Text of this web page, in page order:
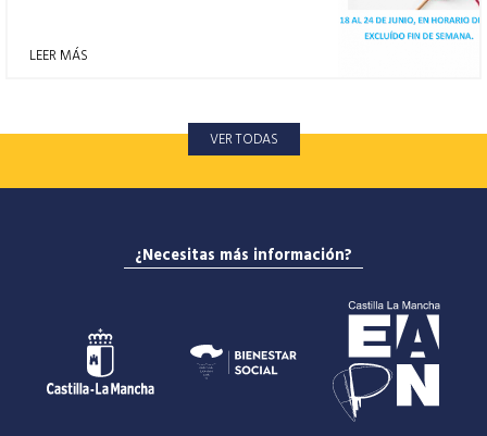
LEER MÁS
VER TODAS
¿Necesitas más información?